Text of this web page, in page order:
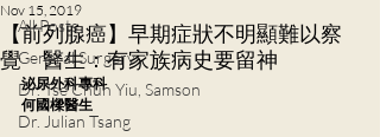
All Posts
General Surgery
Dr. Tse Chun Yiu, Samson
Dr. Julian Tsang
【前列腺癌】早期症狀不明顯難以察
覺 醫生：有家族病史要留神
Nov 15, 2019
泌尿外科專科
何國樑醫生